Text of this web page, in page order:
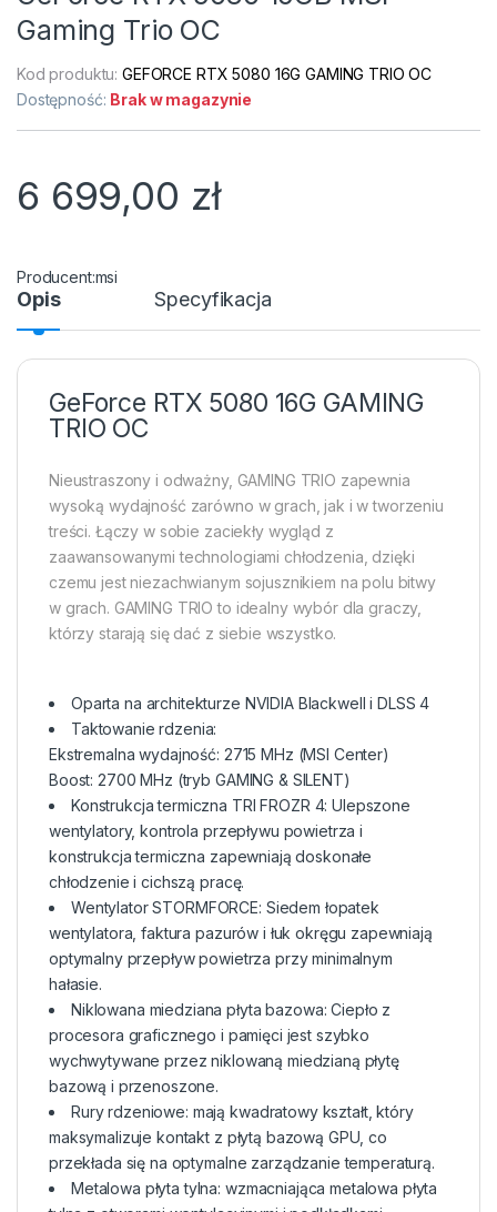
Gaming Trio OC
Kod produktu:GEFORCE RTX 5080 16G GAMING TRIO OC
Dostępność: Brak w magazynie
6 699,00 zł
msi
Opis Specyfikacja
GeForce RTX 5080 16G GAMING
TRIO OC
Nieustraszony i odważny, GAMING TRIO zapewnia
wysoką wydajność zarówno w grach, jak i w tworzeniu
treści. Łączy w sobie zaciekły wygląd z
zaawansowanymi technologiami chłodzenia, dzięki
czemu jest niezachwianym sojusznikiem na polu bitwy
w grach. GAMING TRIO to idealny wybór dla graczy,
którzy starają się dać z siebie wszystko.
Oparta na architekturze NVIDIA Blackwell i DLSS 4
Taktowanie rdzenia:
Ekstremalna wydajność: 2715 MHz (MSI Center)
Boost: 2700 MHz (tryb GAMING & SILENT)
Konstrukcja termiczna TRI FROZR 4: Ulepszone
wentylatory, kontrola przepływu powietrza i
konstrukcja termiczna zapewniają doskonałe
chłodzenie i cichszą pracę.
Wentylator STORMFORCE: Siedem łopatek
wentylatora, faktura pazurów i łuk okręgu zapewniają
optymalny przepływ powietrza przy minimalnym
hałasie.
Niklowana miedziana płyta bazowa: Ciepło z
procesora graficznego i pamięci jest szybko
wychwytywane przez niklowaną miedzianą płytę
bazową i przenoszone.
Rury rdzeniowe: mają kwadratowy kształt, który
maksymalizuje kontakt z płytą bazową GPU, co
przekłada się na optymalne zarządzanie temperaturą.
Metalowa płyta tylna: wzmacniająca metalowa płyta